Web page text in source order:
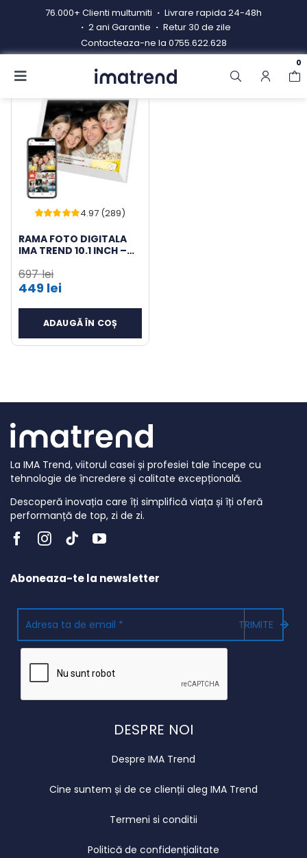
76.000+ Clienti multumiti
Livrare rapida 24-48h
2 ani Garantie
Retur 30 de zile
Contacteaza-ne la 0755.622.628
Toggle
Navigation
Produse
Resigilate
Contacteaza-ne
Hub electrocasnice
0
-36%
la 4.97din 5
pe baza a de
evaluări de
4.97 (289)
RAMA FOTO DIGITALA
IMA TREND 10.1 INCH –
APLICATIE FRAMEO,
32GB, ALB
697lei
Prețul
inițial
a
449 lei
Prețul
curent
este:
ADAUGĂ ÎN COȘ
La IMA Trend, viitorul casei și profesiei tale începe cu
tehnologie de încredere și calitate excepțională.
Descoperă inovația care îți simplifică viața și îți oferă
performanță de top, zi de zi.
Aboneaza-te la newsletter
TRIMITE
DESPRE NOI
Despre IMA Trend
Cine suntem și de ce clienții aleg IMA Trend
Termeni si conditii
Politică de confidențialitate